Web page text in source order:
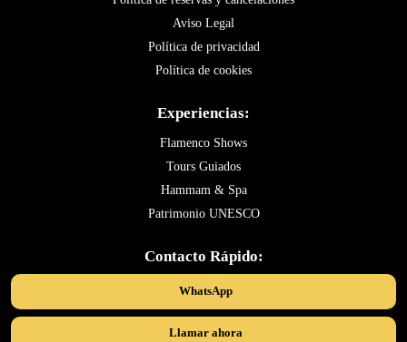
Aviso Legal
Política de privacidad
Política de cookies
Experiencias:
Flamenco Shows
Tours Guiados
Hammam & Spa
Patrimonio UNESCO
Contacto Rápido:
WhatsApp
Llamar ahora